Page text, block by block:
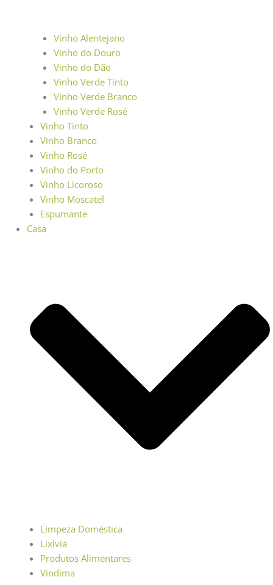
Vinho Alentejano
Vinho do Douro
Vinho do Dão
Vinho Verde Tinto
Vinho Verde Branco
Vinho Verde Rosé
Vinho Tinto
Vinho Branco
Vinho Rosé
Vinho do Porto
Vinho Licoroso
Vinho Moscatel
Espumante
Casa
Limpeza Doméstica
Lixívia
Produtos Alimentares
Vindima